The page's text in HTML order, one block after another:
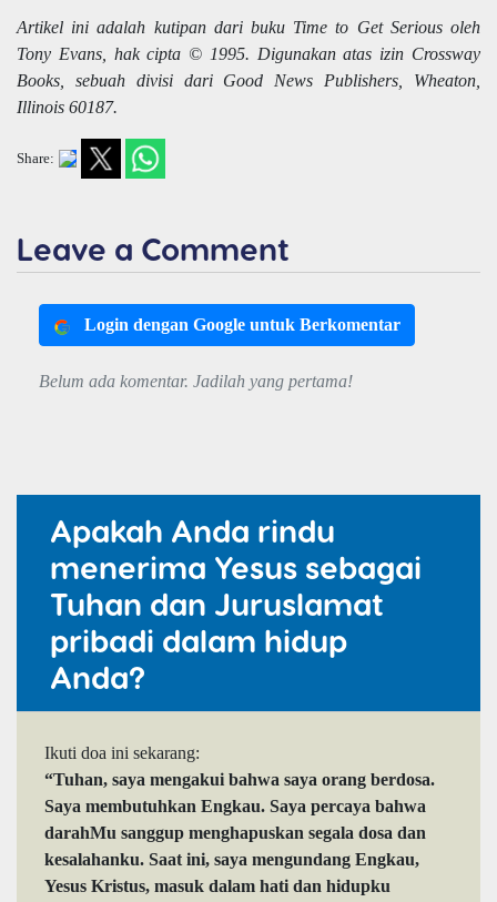
Artikel ini adalah kutipan dari buku Time to Get Serious oleh
Tony Evans, hak cipta © 1995. Digunakan atas izin Crossway
Books, sebuah divisi dari Good News Publishers, Wheaton,
Illinois 60187.
Share:
Leave a Comment
Login dengan Google untuk Berkomentar
Belum ada komentar. Jadilah yang pertama!
Apakah Anda rindu
menerima Yesus sebagai
Tuhan dan Juruslamat
pribadi dalam hidup
Anda?
Ikuti doa ini sekarang:
“Tuhan, saya mengakui bahwa saya orang berdosa.
Saya membutuhkan Engkau. Saya percaya bahwa
darahMu sanggup menghapuskan segala dosa dan
kesalahanku. Saat ini, saya mengundang Engkau,
Yesus Kristus, masuk dalam hati dan hidupku